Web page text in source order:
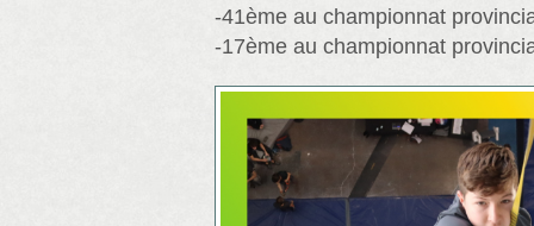
-41ème au championnat
-17ème au championnat